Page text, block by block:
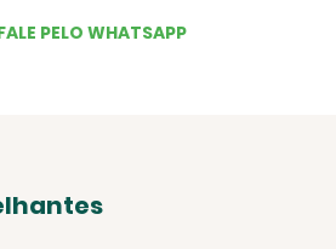
PELO WHATSAPP